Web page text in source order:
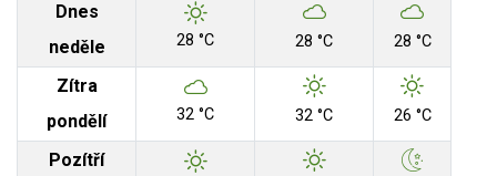
Dnes
neděle
28 °C 28 °C 28 °C
Zítra
pondělí
32 °C 32 °C 26 °C
Pozítří